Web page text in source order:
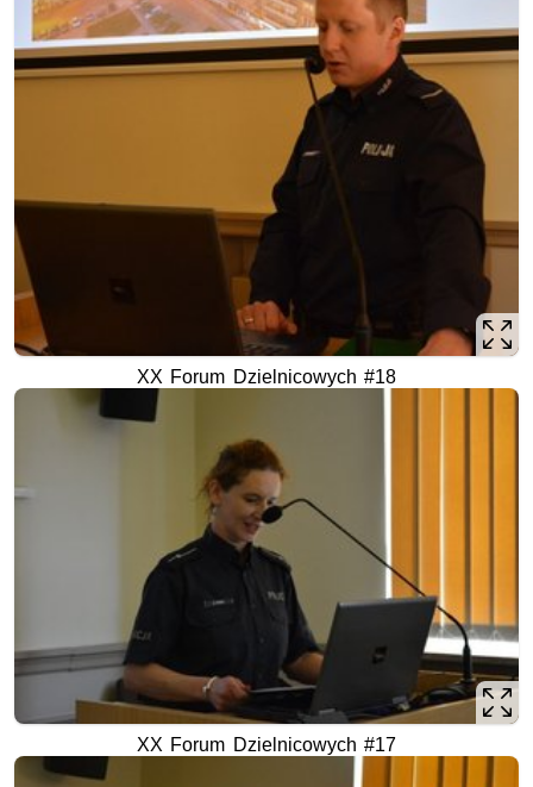
XX Forum Dzielnicowych #18
XX Forum Dzielnicowych #17